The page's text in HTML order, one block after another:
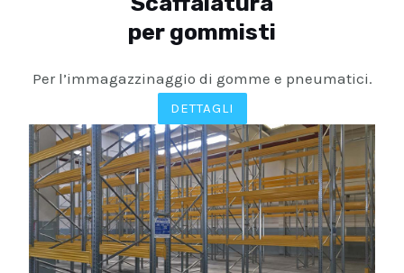
per gommisti
Per l’immagazzinaggio di gomme e pneumatici.
DETTAGLI